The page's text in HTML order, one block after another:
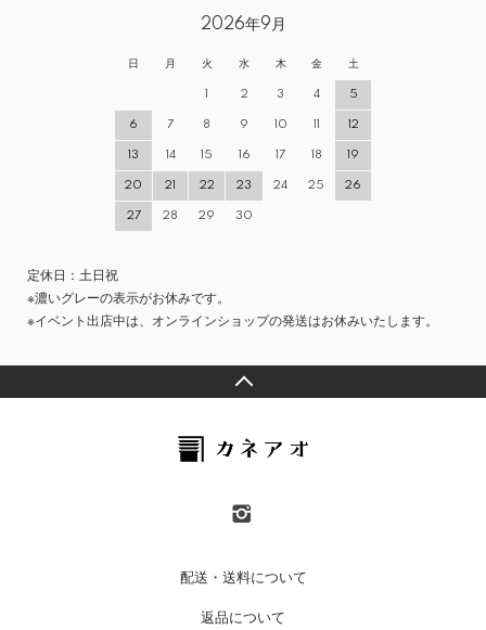
2026年9月
日 月 火 水 木 金 土
1 2 3 4 5
6 7 8 9 10 11 12
13 14 15 16 17 18 19
20 21 22 23 24 25 26
27 28 29 30
定休日：土日祝
※濃いグレーの表示がお休みです。
※イベント出店中は、オンラインショップの発送はお休みいたします。
配送・送料について
返品について